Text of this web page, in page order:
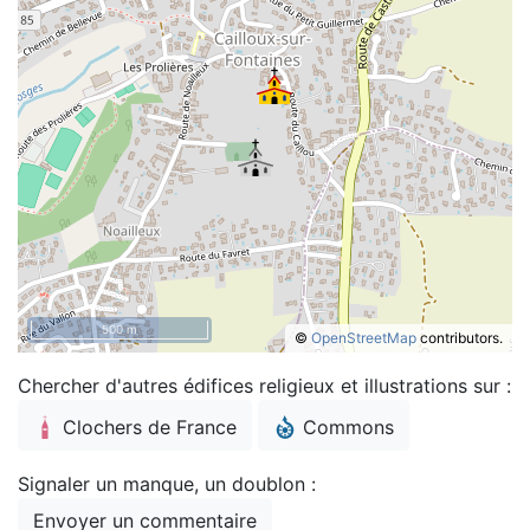
© OpenStreetMap contributors.
500 m
Chercher d'autres édifices religieux et illustrations sur :
Clochers de France
Commons
Signaler un manque, un doublon :
Envoyer un commentaire